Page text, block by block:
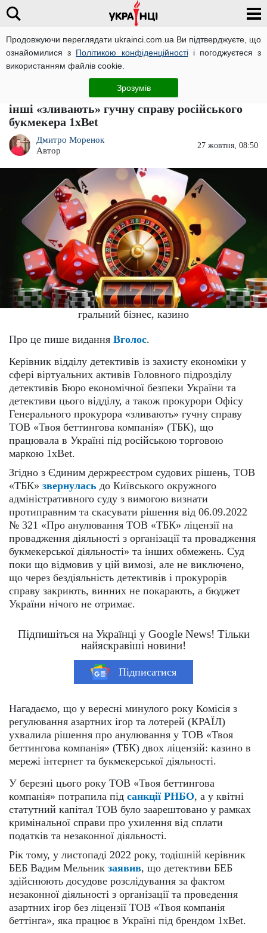
Продовжуючи переглядати ukrainci.com.ua Ви підтверджуєте, що
ознайомилися з Політикою конфіденційностіі погоджуєтеся з
використанням файлів cookie.
Зрозумів
Компромат
Співробітники БЕБ та прокуратури
Станков, Стадник, Таркан, Образенко та
інші «зливають» гучну справу російського
букмекера 1xBet
Дмитро Моренок
Автор
27 жовтня, 08:50
гральний бізнес, казино
Про це пише видання Вголос.
Керівник відділу детективів із захисту економіки у
сфері віртуальних активів Головного підрозділу
детективів Бюро економічної безпеки України та
детективи цього відділу, а також прокурори Офісу
Генерального прокурора «зливають» гучну справу
ТОВ «Твоя беттингова компанія» (ТБК), що
працювала в Україні під російською торговою
маркою 1xBet.
Згідно з Єдиним держреєстром судових рішень, ТОВ
«ТБК» звернулась до Київського окружного
адміністративного суду з вимогою визнати
протиправним та скасувати рішення від 06.09.2022
№ 321 «Про анулювання ТОВ «ТБК» ліцензії на
провадження діяльності з організації та провадження
букмекерської діяльності» та інших обмежень. Суд
поки що відмовив у цій вимозі, але не виключено,
що через бездіяльність детективів і прокурорів
справу закриють, винних не покарають, а бюджет
України нічого не отримає.
Підпишіться на Українці у Google News! Тільки
найяскравіші новини!
Підписатися
Нагадаємо, що у вересні минулого року Комісія з
регулювання азартних ігор та лотерей (КРАЇЛ)
ухвалила рішення про анулювання у ТОВ «Твоя
беттингова компанія» (ТБК) двох ліцензій: казино в
мережі інтернет та букмекерської діяльності.
У березні цього року ТОВ «Твоя беттингова
компанія» потрапила під санкції РНБО, а у квітні
статутний капітал ТОВ було заарештовано у рамках
кримінальної справи про ухилення від сплати
податків та незаконної діяльності.
Рік тому, у листопаді 2022 року, тодішній керівник
БЕБ Вадим Мельник заявив, що детективи БЕБ
здійснюють досудове розслідування за фактом
незаконної діяльності з організації та проведення
азартних ігор без ліцензії ТОВ «Твоя компанія
беттінга», яка працює в Україні під брендом 1xBet.